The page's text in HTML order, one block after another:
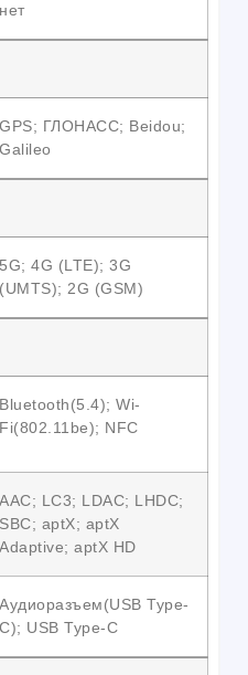
нет
GPS; ГЛОНАСС; Beidou;
Galileo
5G; 4G (LTE); 3G
(UMTS); 2G (GSM)
Bluetooth(5.4); Wi-
Fi(802.11be); NFC
AAC; LC3; LDAC; LHDC;
SBC; aptX; aptX
Adaptive; aptX HD
Аудиоразъем(USB Type-
C); USB Type-C